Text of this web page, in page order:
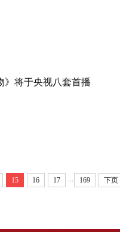
》将于央视八套首播
15 16 17 ... 169 下页